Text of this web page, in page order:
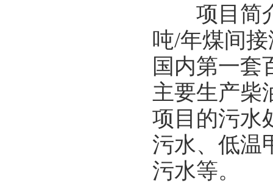
项目简介
吨/年煤间
国内第一套
主要生产柴
项目的污水
污水、低温
污水等。